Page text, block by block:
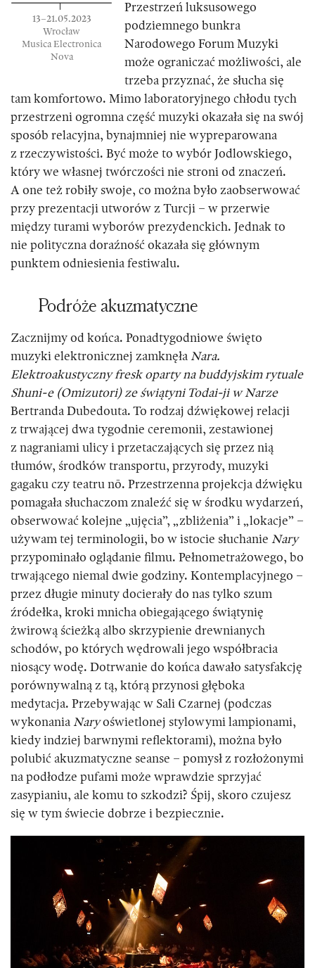
13–21.05.2023
Wrocław
Musica Electronica
Nova
Przestrzeń luksusowego
podziemnego bunkra
Narodowego Forum Muzyki
może ograniczać możliwości, ale
trzeba przyznać, że słucha się
tam komfortowo. Mimo laboratoryjnego chłodu tych
przestrzeni ogromna część muzyki okazała się na swój
sposób relacyjna, bynajmniej nie wypreparowana
z rzeczywistości. Być może to wybór Jodlowskiego,
który we własnej twórczości nie stroni od znaczeń.
A one też robiły swoje, co można było zaobserwować
przy prezentacji utworów z Turcji – w przerwie
między turami wyborów prezydenckich. Jednak to
nie polityczna doraźność okazała się głównym
punktem odniesienia festiwalu.
Podróże akuzmatyczne
Zacznijmy od końca. Ponadtygodniowe święto
muzyki elektronicznej zamknęła Nara.
Elektroakustyczny fresk oparty na buddyjskim rytuale
Shuni-e (Omizutori) ze świątyni Todai-ji w Narze
Bertranda Dubedouta. To rodzaj dźwiękowej relacji
z trwającej dwa tygodnie ceremonii, zestawionej
z nagraniami ulicy i przetaczających się przez nią
tłumów, środków transportu, przyrody, muzyki
gagaku czy teatru nō. Przestrzenna projekcja dźwięku
pomagała słuchaczom znaleźć się w środku wydarzeń,
obserwować kolejne „ujęcia”, „zbliżenia” i „lokacje” –
używam tej terminologii, bo w istocie słuchanie Nary
przypominało oglądanie filmu. Pełnometrażowego, bo
trwającego niemal dwie godziny. Kontemplacyjnego –
przez długie minuty docierały do nas tylko szum
źródełka, kroki mnicha obiegającego świątynię
żwirową ścieżką albo skrzypienie drewnianych
schodów, po których wędrowali jego współbracia
niosący wodę. Dotrwanie do końca dawało satysfakcję
porównywalną z tą, którą przynosi głęboka
medytacja. Przebywając w Sali Czarnej (podczas
wykonania Naryoświetlonej stylowymi lampionami,
kiedy indziej barwnymi reflektorami), można było
polubić akuzmatyczne seanse – pomysł z rozłożonymi
na podłodze pufami może wprawdzie sprzyjać
zasypianiu, ale komu to szkodzi? Śpij, skoro czujesz
się w tym świecie dobrze i bezpiecznie.